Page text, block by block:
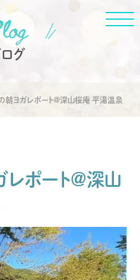
グ
朝ヨガレポート@深山桜庵 平湯温泉
ポート@深山